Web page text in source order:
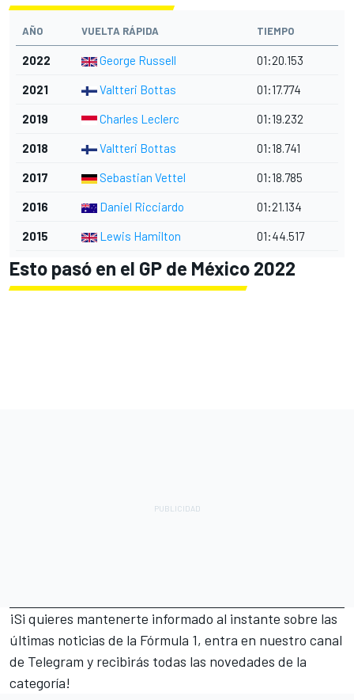
AÑO VUELTA RÁPIDA TIEMPO
2022 George Russell 01:20.153
2021 Valtteri Bottas 01:17.774
2019 Charles Leclerc 01:19.232
2018 Valtteri Bottas 01:18.741
2017 Sebastian Vettel 01:18.785
2016 Daniel Ricciardo 01:21.134
2015 Lewis Hamilton 01:44.517
Esto pasó en el GP de México 2022
¡Si quieres mantenerte informado al instante sobre las
últimas noticias de la Fórmula 1, entra en nuestro canal
de Telegram y recibirás todas las novedades de la
categoría!